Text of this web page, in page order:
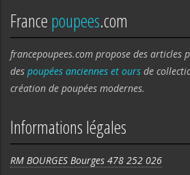
Francepoupees.com
francepoupees.com propose des articles
des poupées anciennes et ours de
création de poupées modernes.
Informations légales
RM BOURGES Bourges 478 252 026